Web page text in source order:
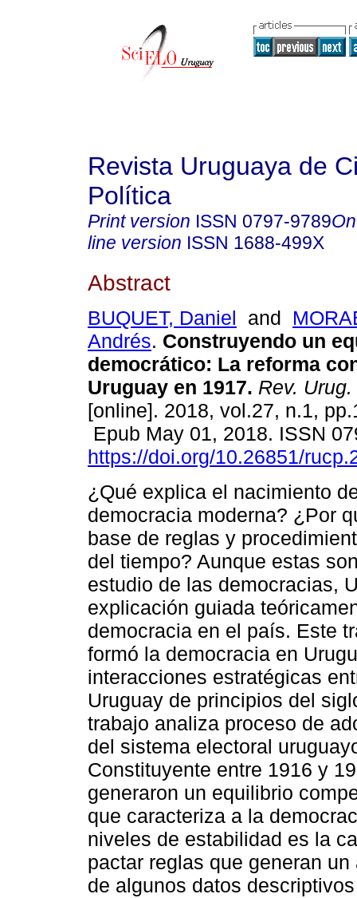
Revista Uruguaya de
Política
Print version ISSN 0797-9789
line version ISSN 1688-499X
Abstract
BUQUET, Daniel and
Andrés. Construyendo un
democrático: La reforma
Uruguay en 1917. Rev.
[online]. 2018, vol.27, n.1,
Epub May 01, 2018. ISSN
https://doi.org/10.26851/
¿Qué explica el nacimiento
democracia moderna? ¿Por
base de reglas y
del tiempo? Aunque estas
estudio de las democracias,
explicación guiada
democracia en el país. Este
formó la democracia en
interacciones estratégicas
Uruguay de principios del
trabajo analiza proceso de
del sistema electoral
Constituyente entre 1916 y
generaron un equilibrio
que caracteriza a la
niveles de estabilidad es la
pactar reglas que generan
de algunos datos